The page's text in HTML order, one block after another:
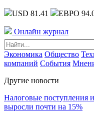
USD 81.41 ЕВРО
Онлайн журнал
Экономика Общество
компаний События
Другие новости
Налоговые поступления
выросли почти на 15%